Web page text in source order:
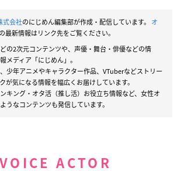
式会社のにじめん編集部が作成・配信しています。 オ
の最新情報はリンク先をご覧ください。
の2次元コンテンツや、声優・舞台・俳優などの情
メディア「にじめん」。
少年アニメやキャラクター作品、VTuberなどストリー
が気になる情報を幅広くお届けしています。
キング・オタ活（推し活）お役立ち情報など、女性オ
うなコンテンツも発信しています。
VOICE ACTOR